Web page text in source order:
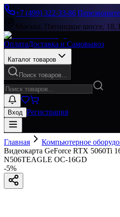
+7 (499) 322-33-86|
Москва, Пятницкое шоссе, 18,
ОплатаДоставка и Самовывоз
Каталог товаров
Поиск товаров...
Вход Регистрация
Главная Компьютерное
Видеокарта GeForce RTX 5060Ti
N506TEAGLE OC-16GD
-5%